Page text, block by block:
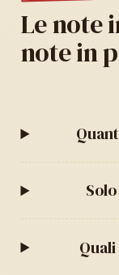
Le note
note in